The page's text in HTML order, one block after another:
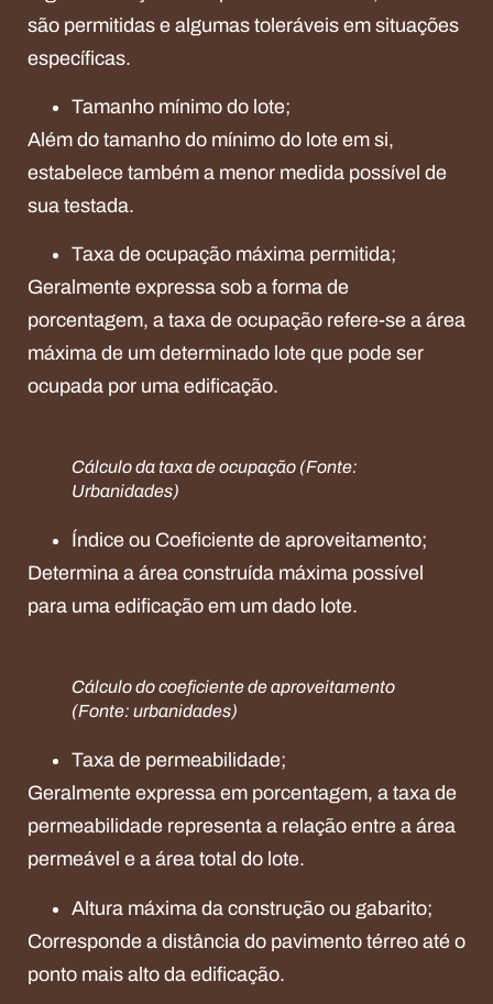
são permitidas e algumas toleráveis em situações
específicas.
Tamanho mínimo do lote;
Além do tamanho do mínimo do lote em si,
estabelece também a menor medida possível de
sua testada.
Taxa de ocupação máxima permitida;
Geralmente expressa sob a forma de
porcentagem, a taxa de ocupação refere-se a área
máxima de um determinado lote que pode ser
ocupada por uma edificação.
Cálculo da taxa de ocupação (Fonte:
Urbanidades)
Índice ou Coeficiente de aproveitamento;
Determina a área construída máxima possível
para uma edificação em um dado lote.
Cálculo do coeficiente de aproveitamento
(Fonte: urbanidades)
Taxa de permeabilidade;
Geralmente expressa em porcentagem, a taxa de
permeabilidade representa a relação entre a área
permeável e a área total do lote.
Altura máxima da construção ou gabarito;
Corresponde a distância do pavimento térreo até o
ponto mais alto da edificação.